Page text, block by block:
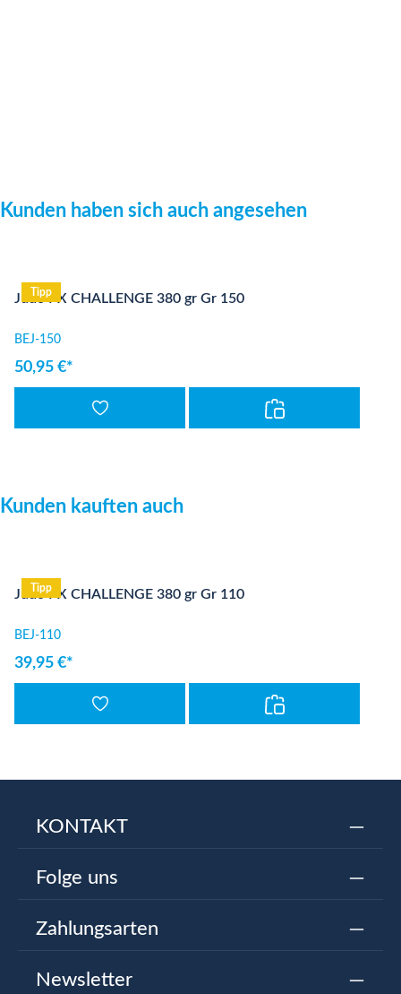
Produktgalerie überspringen
Kunden haben sich auch angesehen
Tipp
Judo PX CHALLENGE 380 gr Gr 150
BEJ-150
50,95 €*
Produktgalerie überspringen
Kunden kauften auch
Tipp
Judo PX CHALLENGE 380 gr Gr 110
BEJ-110
39,95 €*
KONTAKT
Folge uns
Zahlungsarten
Newsletter